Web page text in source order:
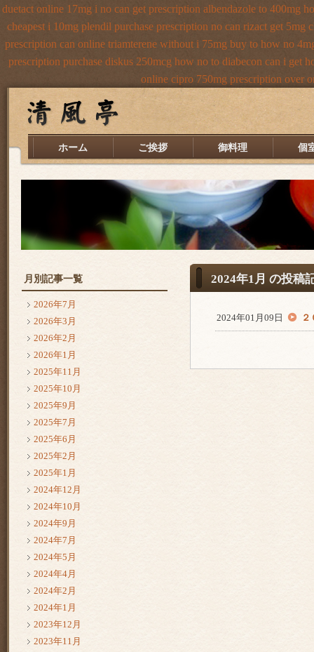
duetact online 17mg i no can get prescription albendazole to 400mg
cheapest i 10mg plendil purchase prescription no can rizact get 5mg
prescription can online triamterene without i 75mg buy to how no
prescription purchase diskus 250mcg how no to diabecon can i get
online cipro 750mg prescription over
ホーム ご挨拶 御料理 個
2024年1月 の投稿
2024年01月09日
月別記事一覧
2026年7月
2026年3月
2026年2月
2026年1月
2025年11月
2025年10月
2025年9月
2025年7月
2025年6月
2025年2月
2025年1月
2024年12月
2024年10月
2024年9月
2024年7月
2024年5月
2024年4月
2024年2月
2024年1月
2023年12月
2023年11月